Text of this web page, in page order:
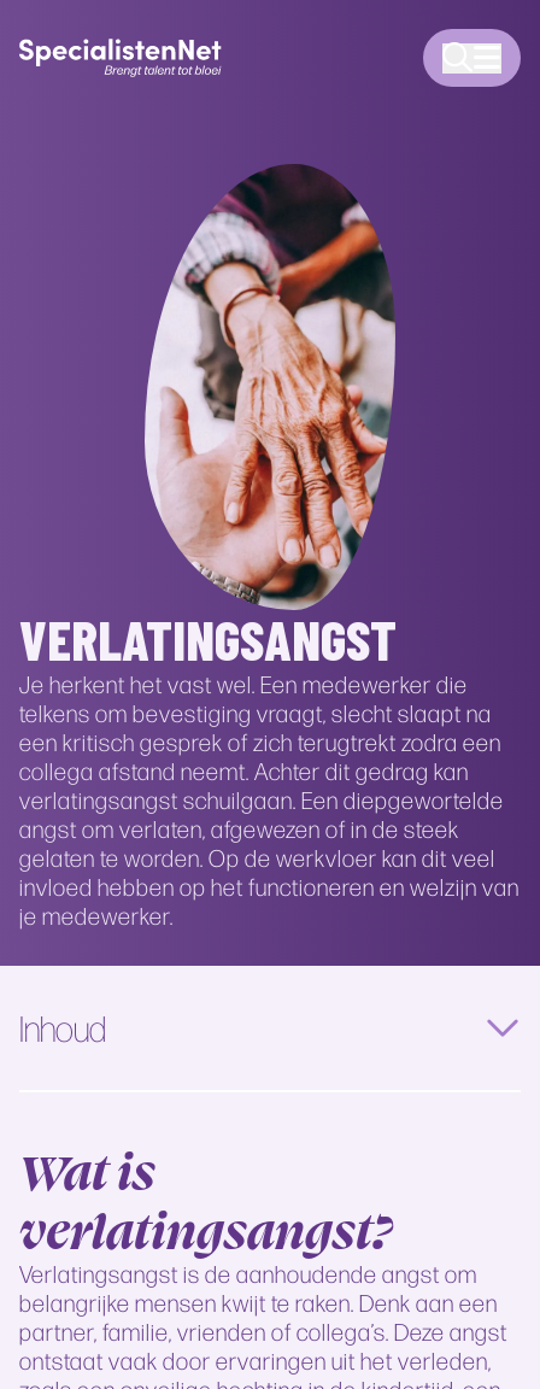
VERLATINGSANGST
Je herkent het vast wel. Een medewerker die
telkens om bevestiging vraagt, slecht slaapt na
een kritisch gesprek of zich terugtrekt zodra een
collega afstand neemt. Achter dit gedrag kan
verlatingsangst schuilgaan. Een diepgewortelde
angst om verlaten, afgewezen of in de steek
gelaten te worden. Op de werkvloer kan dit veel
invloed hebben op het functioneren en welzijn van
je medewerker.
Inhoud
Wat is
verlatingsangst?
Verlatingsangst is de aanhoudende angst om
belangrijke mensen kwijt te raken. Denk aan een
partner, familie, vrienden of collega’s. Deze angst
ontstaat vaak door ervaringen uit het verleden,